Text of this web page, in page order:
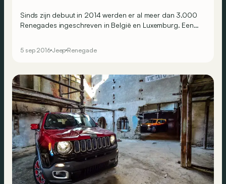
Sinds zijn debuut in 2014 werden er al meer dan 3.000
Renegades ingeschreven in België en Luxemburg. Een
5 sep 2016 Jeep Renegade